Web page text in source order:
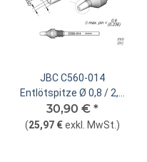
JBC C560-014
Entlötspitze Ø 0,8 / 2,5
mm Düse gerade
30,90 € *
(25,97 € exkl. MwSt. )